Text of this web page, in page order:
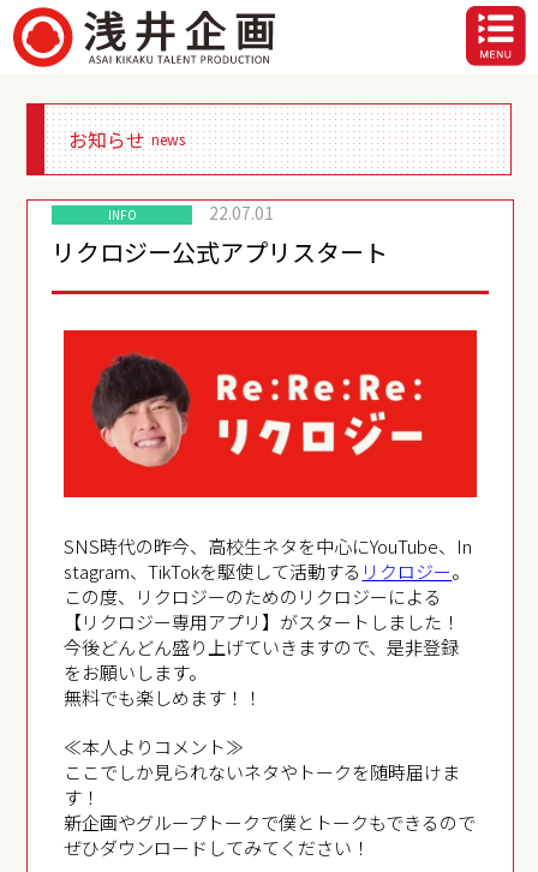
お知らせ news
INFO 22.07.01
リクロジー公式アプリスタート
SNS時代の昨今、高校生ネタを中心にYouTube、In
stagram、TikTokを駆使して活動する リクロジー。
この度、リクロジーのためのリクロジーによる
【リクロジー専用アプリ】がスタートしました！
今後どんどん盛り上げていきますので、是非登録
をお願いします。
無料でも楽しめます！！
≪本人よりコメント≫
ここでしか見られないネタやトークを随時届けま
す！
新企画やグループトークで僕とトークもできるので
ぜひダウンロードしてみてください！